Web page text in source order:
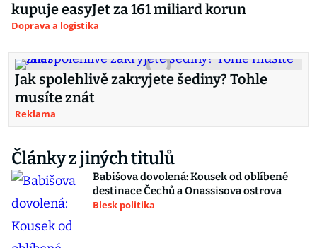
kupuje easyJet za 161 miliard korun
Doprava a logistika
Jak spolehlivě zakryjete šediny? Tohle
musíte znát
Reklama
Články z jiných titulů
Babišova dovolená: Kousek od oblíbené
destinace Čechů a Onassisova ostrova
Blesk politika